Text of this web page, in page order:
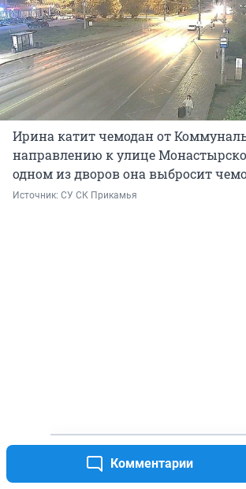
Комментарии
Ирина катит чемодан от
направлению к улице
одном из дворов она выбросит
Источник: СУ СК Прикамья